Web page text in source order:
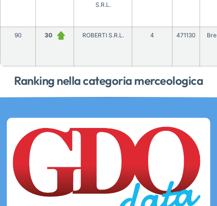
Ranking nella categoria merceologica
S.R.L.
90 30 ROBERTI S.R.L. 4 471130